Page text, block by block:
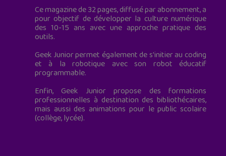
Ce magazine de 32 pages, diffusé par abonnement, a
pour objectif de développer la culture numérique
des 10-15 ans avec une approche pratique des
outils.
Geek Junior permet également de s'initier au coding
et à la robotique avec son robot éducatif
programmable.
Enfin, Geek Junior propose des formations
professionnelles à destination des bibliothécaires,
mais aussi des animations pour le public scolaire
(collège, lycée).